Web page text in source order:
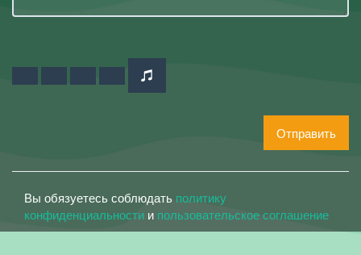
Отправить
Вы обязуетесь соблюдать политику
конфиденциальности и пользовательское соглашение